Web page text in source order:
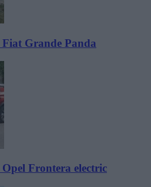
Grande Panda
Frontera electric